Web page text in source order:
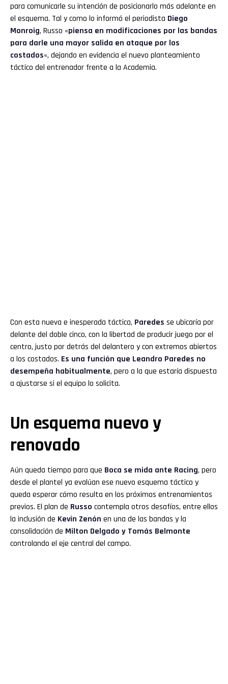
para comunicarle su intención de posicionarlo más adelante en
el esquema. Tal y como lo informó el periodista Diego
Monroig, Russo «piensa en modificaciones por las bandas
para darle una mayor salida en ataque por los
costados«, dejando en evidencia el nuevo planteamiento
táctico del entrenador frente a la Academia.
Con esta nueva e inesperada táctica, Paredes se ubicaría por
delante del doble cinco, con la libertad de producir juego por el
centro, justo por detrás del delantero y con extremos abiertos
a los costados. Es una función que Leandro Paredes no
desempeña habitualmente, pero a la que estaría dispuesta
a ajustarse si el equipo lo solicita.
Un esquema nuevo y
renovado
Aún queda tiempo para que Boca se mida ante Racing, pero
desde el plantel ya evalúan ese nuevo esquema táctico y
queda esperar cómo resulta en los próximos entrenamientos
previos. El plan de Russo contempla otros desafíos, entre ellos
la inclusión de Kevin Zenón en una de las bandas y la
consolidación de Milton Delgado y Tomás Belmonte
controlando el eje central del campo.